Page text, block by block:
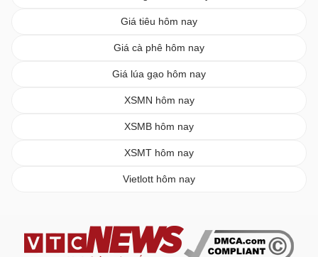
Giá tiêu hôm nay
Giá cà phê hôm nay
Giá lúa gạo hôm nay
XSMN hôm nay
XSMB hôm nay
XSMT hôm nay
Vietlott hôm nay